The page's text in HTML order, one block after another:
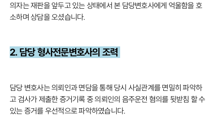
의자는 재판을 앞두고 있는 상태에서 본 담당변호사에게 억울함을 호
소하며 상담을 오셨습니다.
2. 담당 형사전문변호사의 조력
담당 변호사는 의뢰인과 면담을 통해 당시 사실관계를 면밀히 파악하
고 검사가 제출한 증거기록 중 의뢰인의 음주운전 혐의를 뒷받침 할 수
있는 증거를 우선적으로 파악하였습니다.